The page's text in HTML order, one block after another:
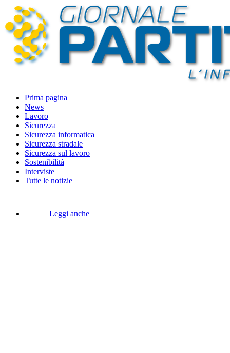
Prima pagina
News
Lavoro
Sicurezza
Sicurezza informatica
Sicurezza stradale
Sicurezza sul lavoro
Sostenibilità
Interviste
Tutte le notizie
Leggi anche